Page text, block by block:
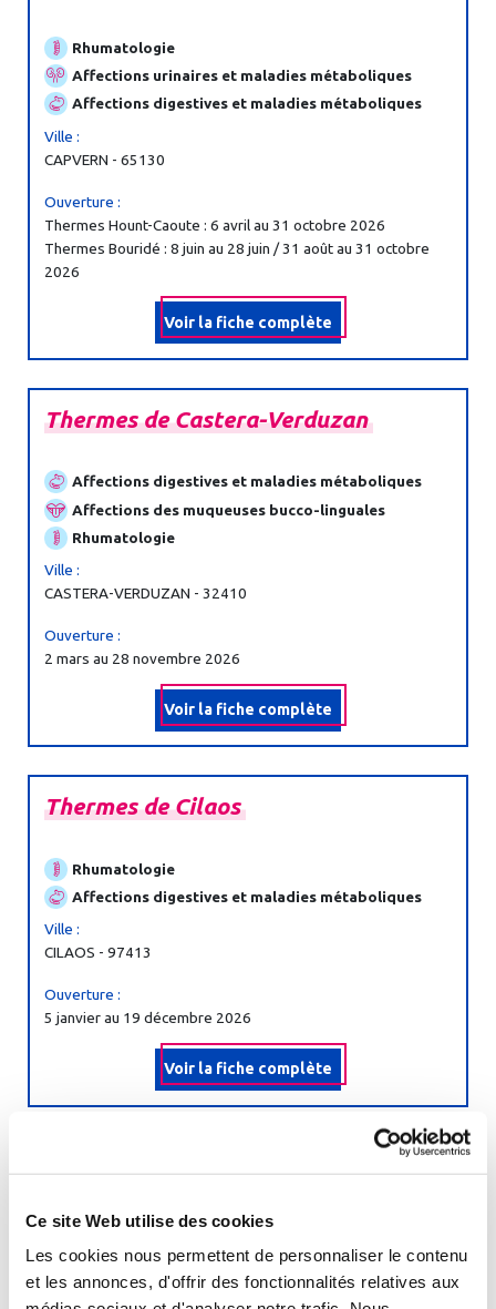
Ce site Web utilise des cookies
Les cookies nous permettent de personnaliser le contenu
et les annonces, d'offrir des fonctionnalités relatives aux
Rhumatologie
Affections urinaires et maladies métaboliques
Affections digestives et maladies métaboliques
Ville :
CAPVERN - 65130
Ouverture :
Thermes Hount-Caoute : 6 avril au 31 octobre 2026
Thermes Bouridé : 8 juin au 28 juin / 31 août au 31 octobre
2026
Voir la fiche complète
ThermesdeCastera-Verduzan
Affections digestives et maladies métaboliques
Affections des muqueuses bucco-linguales
Rhumatologie
Ville :
CASTERA-VERDUZAN - 32410
Ouverture :
2 mars au 28 novembre 2026
Voir la fiche complète
ThermesdeCilaos
Rhumatologie
Affections digestives et maladies métaboliques
Ville :
CILAOS - 97413
Ouverture :
5 janvier au 19 décembre 2026
Voir la fiche complète
Affections urinaires et maladies métaboliques
Affections digestives et maladies métaboliques
Rhumatologie